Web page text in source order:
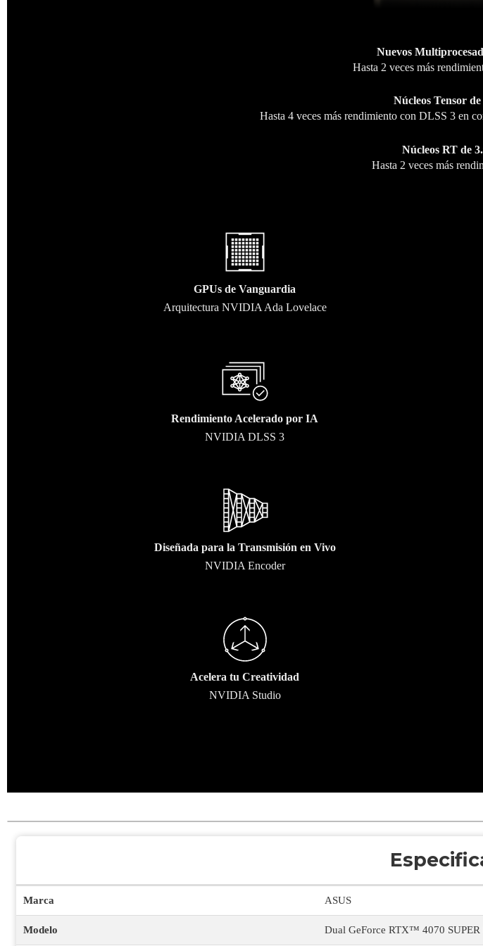
Nuevos
Hasta 2 veces más
Núcleos Tensor
Hasta 4 veces más rendimiento con DLSS 3 en
Núcleos RT de
Hasta 2 veces más
GPUs de Vanguardia
Arquitectura NVIDIA Ada Lovelace
Rendimiento Acelerado por IA
NVIDIA DLSS 3
Diseñada para la Transmisión en Vivo
NVIDIA Encoder
Acelera tu Creatividad
NVIDIA Studio
Marca ASUS
Modelo Dual GeForce RTX™ 4070